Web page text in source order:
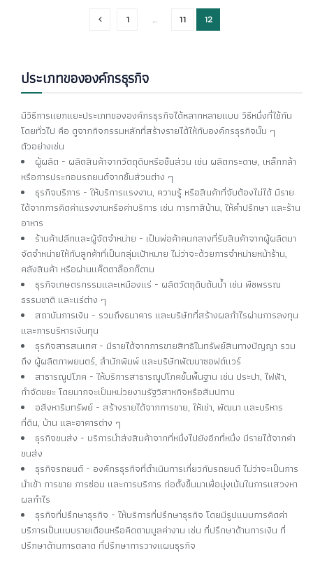
1 … 11 12
ประเภทขององค์กรธุรกิจ
มีวิธีการแยกแยะประเภทขององค์กรธุรกิจได้หลากหลายแบบ วิธีหนึ่งที่ใช้กัน
โดยทั่วไป คือ ดูจากกิจกรรมหลักที่สร้างรายได้ให้กับองค์กรธุรกิจนั้น ๆ
ตัวอย่างเช่น
ผู้ผลิต - ผลิตสินค้าจากวัตถุดิบหรือชิ้นส่วน เช่น ผลิตกระดาษ, เหล็กกล้า
หรือการประกอบรถยนต์จากชิ้นส่วนต่าง ๆ
ธุรกิจบริการ - ให้บริการแรงงาน, ความรู้ หรือสินค้าที่จับต้องไม่ได้ มีราย
ได้จากการคิดค่าแรงงานหรือค่าบริการ เช่น การทาสีบ้าน, ให้คำปรึกษา และร้าน
อาหาร
ร้านค้าปลีกและผู้จัดจำหน่าย - เป็นพ่อค้าคนกลางที่รับสินค้าจากผู้ผลิตมา
จัดจำหน่ายให้กับลูกค้าที่เป็นกลุ่มเป้าหมาย ไม่ว่าจะด้วยการจำหน่ายหน้าร้าน,
คลังสินค้า หรือผ่านแค็ตตาล็อกก็ตาม
ธุรกิจเกษตรกรรมและเหมืองแร่ - ผลิตวัตถุดิบต้นน้ำ เช่น พืชพรรณ
ธรรมชาติ และแร่ต่าง ๆ
สถาบันการเงิน - รวมถึงธนาคาร และบริษัทที่สร้างผลกำไรผ่านการลงทุน
และการบริหารเงินทุน
ธุรกิจสารสนเทศ - มีรายได้จากการขายสิทธิในทรัพย์สินทางปัญญา รวม
ถึง ผู้ผลิตภาพยนตร์, สำนักพิมพ์ และบริษัทพัฒนาซอฟต์แวร์
สาธารณูปโภค - ให้บริการสาธารณูปโภคขั้นพื้นฐาน เช่น ประปา, ไฟฟ้า,
กำจัดขยะ โดยมากจะเป็นหน่วยงานรัฐวิสาหกิจหรือสัมปทาน
อสังหาริมทรัพย์ - สร้างรายได้จากการขาย, ให้เช่า, พัฒนา และบริหาร
ที่ดิน, บ้าน และอาคารต่าง ๆ
ธุรกิจขนส่ง - บริการนำส่งสินค้าจากที่หนึ่งไปยังอีกที่หนึ่ง มีรายได้จากค่า
ขนส่ง
ธุรกิจรถยนต์ - องค์กรธุรกิจที่ดำเนินการเกี่ยวกับรถยนต์ ไม่ว่าจะเป็นการ
นำเข้า การขาย การซ่อม และการบริการ ก่อตั้งขึ้นมาเพื่อมุ่งเน้นในการแสวงหา
ผลกำไร
ธุรกิจที่ปรึกษาธุรกิจ - ให้บริการที่ปรึกษาธุรกิจ โดยมีรูปแบบการคิดค่า
บริการเป็นแบบรายเดือนหรือคิดตามมูลค่างาน เช่น ที่ปรึกษาด้านการเงิน ที่
ปรึกษาด้านการตลาด ที่ปรึกษาการวางแผนธุรกิจ